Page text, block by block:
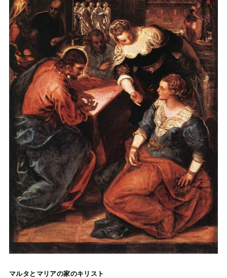
マルタとマリアの家のキリスト